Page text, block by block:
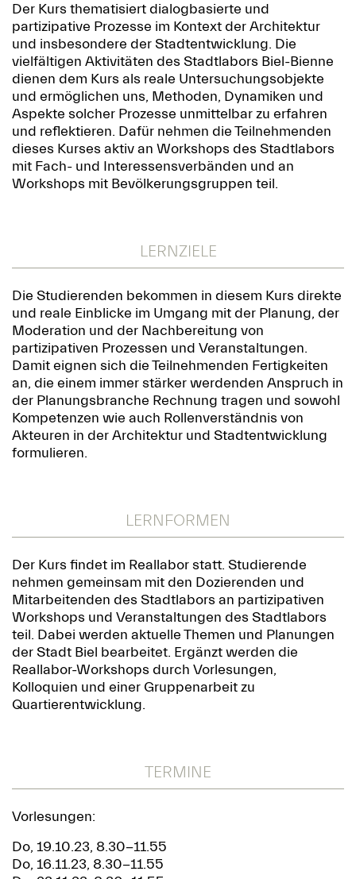
Der Kurs thematisiert dialogbasierte und
partizipative Prozesse im Kontext der Architektur
und insbesondere der Stadtentwicklung. Die
vielfältigen Aktivitäten des Stadtlabors Biel-Bienne
dienen dem Kurs als reale Untersuchungsobjekte
und ermöglichen uns, Methoden, Dynamiken und
Aspekte solcher Prozesse unmittelbar zu erfahren
und reflektieren. Dafür nehmen die Teilnehmenden
dieses Kurses aktiv an Workshops des Stadtlabors
mit Fach- und Interessensverbänden und an
Workshops mit Bevölkerungsgruppen teil.
LERNZIELE
Die Studierenden bekommen in diesem Kurs direkte
und reale Einblicke im Umgang mit der Planung, der
Moderation und der Nachbereitung von
partizipativen Prozessen und Veranstaltungen.
Damit eignen sich die Teilnehmenden Fertigkeiten
an, die einem immer stärker werdenden Anspruch in
der Planungsbranche Rechnung tragen und sowohl
Kompetenzen wie auch Rollenverständnis von
Akteuren in der Architektur und Stadtentwicklung
formulieren.
LERNFORMEN
Der Kurs findet im Reallabor statt. Studierende
nehmen gemeinsam mit den Dozierenden und
Mitarbeitenden des Stadtlabors an partizipativen
Workshops und Veranstaltungen des Stadtlabors
teil. Dabei werden aktuelle Themen und Planungen
der Stadt Biel bearbeitet. Ergänzt werden die
Reallabor-Workshops durch Vorlesungen,
Kolloquien und einer Gruppenarbeit zu
Quartierentwicklung.
TERMINE
Vorlesungen:
Do, 19.10.23, 8.30-11.55
Do, 16.11.23, 8.30-11.55